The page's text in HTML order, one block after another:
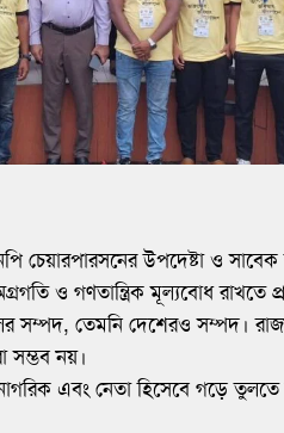
চেয়ারপারসনের উপদেষ্টা ও
ও গণতান্ত্রিক মূল্যবোধ রাখতে
সম্পদ, তেমনি দেশেরও সম্পদ।
সম্ভব নয়।
এবং নেতা হিসেবে গড়ে